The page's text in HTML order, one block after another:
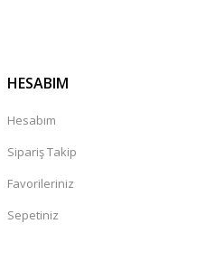
HESABIM
Hesabım
Sipariş Takip
Favorileriniz
Sepetiniz